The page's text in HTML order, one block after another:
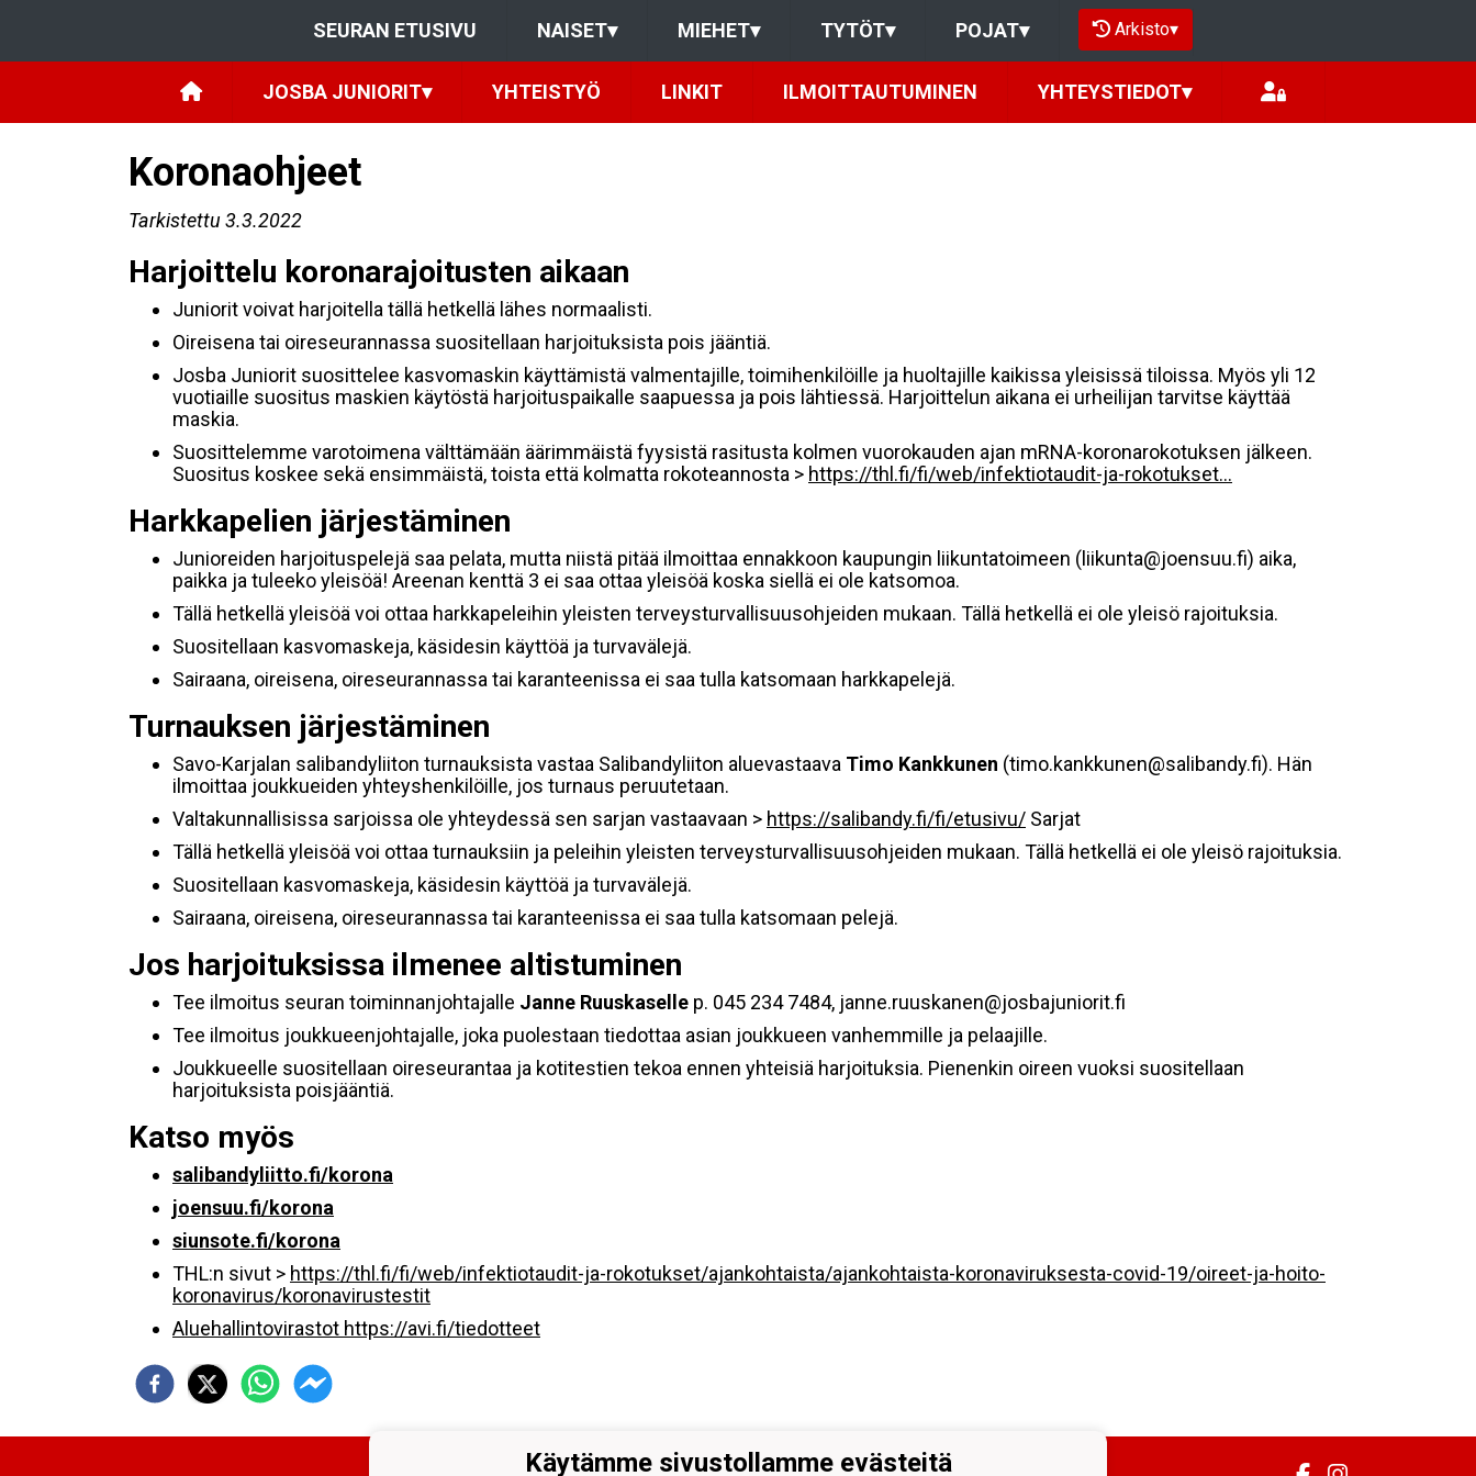
SEURAN ETUSIVU NAISET▾ MIEHET▾ TYTÖT▾ POJAT▾ Arkisto▾
JOSBA JUNIORIT▾ YHTEISTYÖ LINKIT ILMOITTAUTUMINEN YHTEYSTIEDOT▾
Koronaohjeet
Tarkistettu 3.3.2022
Harjoittelu koronarajoitusten aikaan
Juniorit voivat harjoitella tällä hetkellä lähes normaalisti.
Oireisena tai oireseurannassa suositellaan harjoituksista pois jääntiä.
Josba Juniorit suosittelee kasvomaskin käyttämistä valmentajille, toimihenkilöille ja huoltajille kaikissa yleisissä tiloissa. Myös yli 12
vuotiaille suositus maskien käytöstä harjoituspaikalle saapuessa ja pois lähtiessä. Harjoittelun aikana ei urheilijan tarvitse käyttää
maskia.
Suosittelemme varotoimena välttämään äärimmäistä fyysistä rasitusta kolmen vuorokauden ajan mRNA-koronarokotuksen jälkeen.
Suositus koskee sekä ensimmäistä, toista että kolmatta rokoteannosta > https://thl.fi/fi/web/infektiotaudit-ja-rokotukset...
Harkkapelien järjestäminen
Junioreiden harjoituspelejä saa pelata, mutta niistä pitää ilmoittaa ennakkoon kaupungin liikuntatoimeen (liikunta@joensuu.fi) aika,
paikka ja tuleeko yleisöä! Areenan kenttä 3 ei saa ottaa yleisöä koska siellä ei ole katsomoa.
Tällä hetkellä yleisöä voi ottaa harkkapeleihin yleisten terveysturvallisuusohjeiden mukaan. Tällä hetkellä ei ole yleisö rajoituksia.
Suositellaan kasvomaskeja, käsidesin käyttöä ja turvavälejä.
Sairaana, oireisena, oireseurannassa tai karanteenissa ei saa tulla katsomaan harkkapelejä.
Turnauksen järjestäminen
Savo-Karjalan salibandyliiton turnauksista vastaa Salibandyliiton aluevastaava Timo Kankkunen (timo.kankkunen@salibandy.fi). Hän
ilmoittaa joukkueiden yhteyshenkilöille, jos turnaus peruutetaan.
Valtakunnallisissa sarjoissa ole yhteydessä sen sarjan vastaavaan > https://salibandy.fi/fi/etusivu/ Sarjat
Tällä hetkellä yleisöä voi ottaa turnauksiin ja peleihin yleisten terveysturvallisuusohjeiden mukaan. Tällä hetkellä ei ole yleisö rajoituksia.
Suositellaan kasvomaskeja, käsidesin käyttöä ja turvavälejä.
Sairaana, oireisena, oireseurannassa tai karanteenissa ei saa tulla katsomaan pelejä.
Jos harjoituksissa ilmenee altistuminen
Tee ilmoitus seuran toiminnanjohtajalle Janne Ruuskaselle p. 045 234 7484, janne.ruuskanen@josbajuniorit.fi
Tee ilmoitus joukkueenjohtajalle, joka puolestaan tiedottaa asian joukkueen vanhemmille ja pelaajille.
Joukkueelle suositellaan oireseurantaa ja kotitestien tekoa ennen yhteisiä harjoituksia. Pienenkin oireen vuoksi suositellaan
harjoituksista poisjääntiä.
Katso myös
salibandyliitto.fi/korona
joensuu.fi/korona
siunsote.fi/korona
THL:n sivut > https://thl.fi/fi/web/infektiotaudit-ja-rokotukset/ajankohtaista/ajankohtaista-koronaviruksesta-covid-19/oireet-ja-hoito-
koronavirus/koronavirustestit
Aluehallintovirastot https://avi.fi/tiedotteet
Käytämme sivustollamme evästeitä